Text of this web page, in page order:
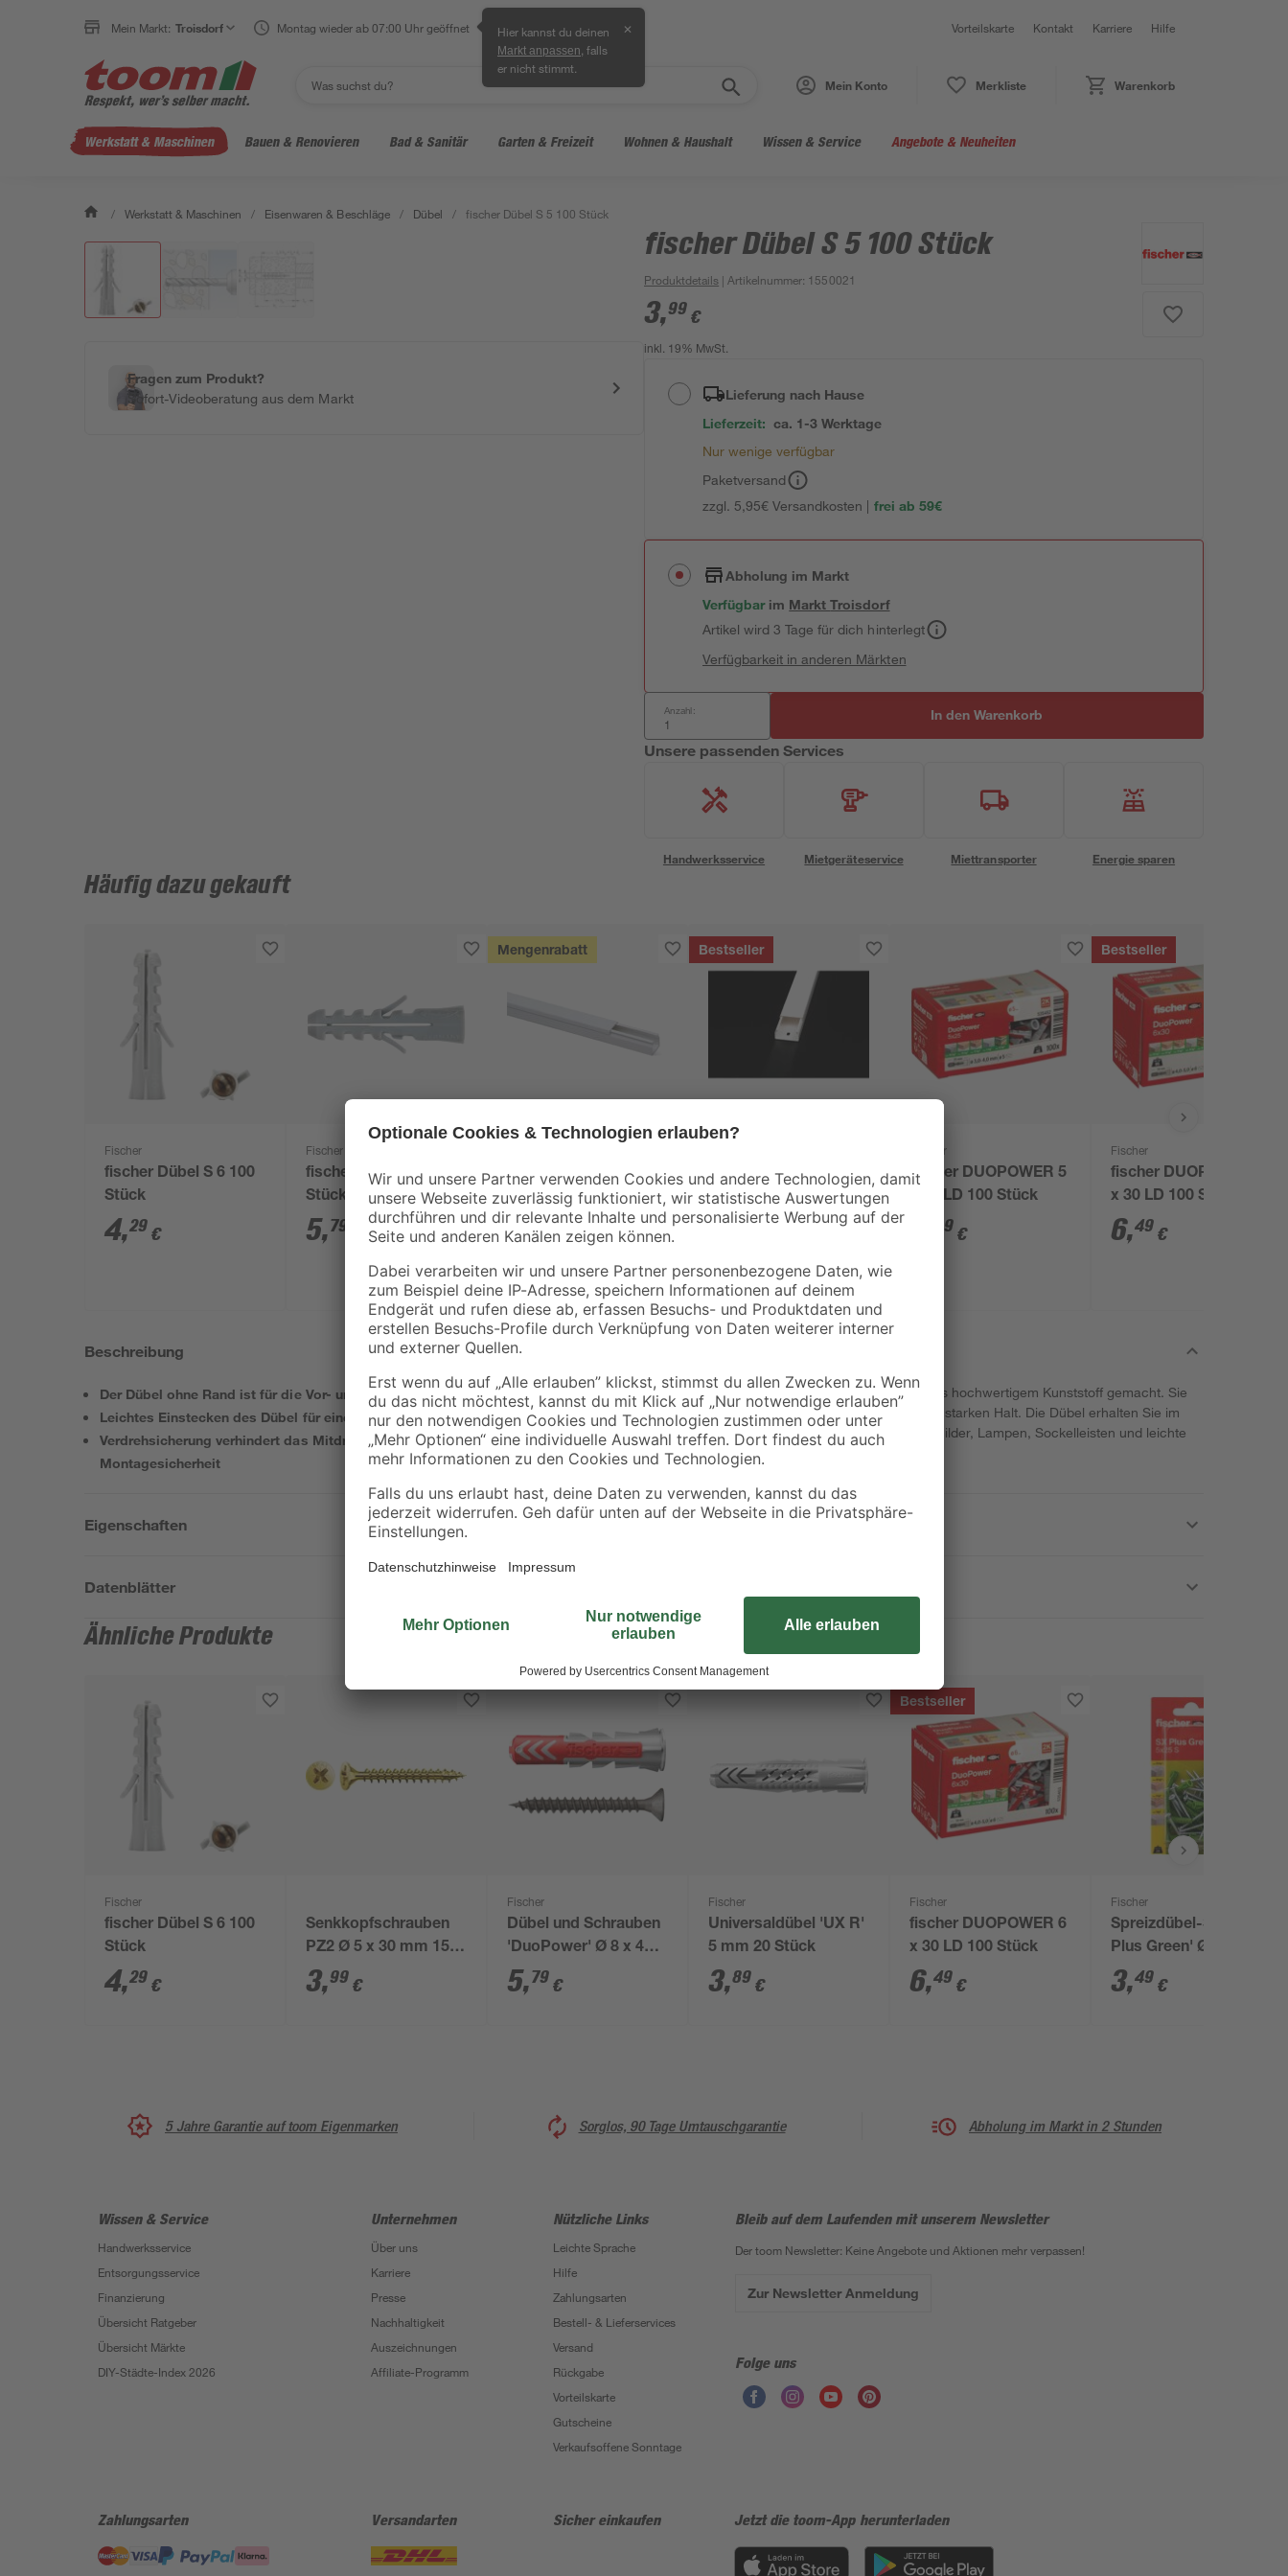
Mein Markt: Troisdorf Montag wieder ab 07:00 Uhr geöffnet Hier kannst du deinen
Markt anpassen , falls
er nicht stimmt.
✕ Vorteilskarte Kontakt Karriere Hilfe
Mein Konto Merkliste Warenkorb
Werkstatt & Maschinen Bauen & Renovieren Bad & Sanitär Garten & Freizeit Wohnen & Haushalt Wissen & Service Angebote & Neuheiten
/ Werkstatt & Maschinen / Eisenwaren & Beschläge / Dübel / fischer Dübel S 5 100 Stück
Fragen zum Produkt?
Sofort-Videoberatung aus dem Markt
fischer Dübel S 5 100 Stück
Produktdetails | Artikelnummer: 1550021
3,99 €
inkl. 19% MwSt.
Lieferung nach Hause
Lieferzeit: ca. 1-3 Werktage
Nur wenige verfügbar
Paketversand
zzgl. 5,95€ Versandkosten | frei ab 59€
Abholung im Markt
Verfügbar im MarktTroisdorf
Artikel wird 3 Tage für dich hinterlegt
Verfügbarkeit in anderen Märkten
Anzahl: In den Warenkorb
Unsere passenden Services
Handwerksservice Mietgeräteservice Miettransporter Energie sparen
Häufig dazu gekauft
Fischer
fischer Dübel S 6 100
Stück
4,29 €
Fischer
fischer Dübel S 8 100
Stück
5,79
Mengenrabatt
Kabelkanal weiß 2000
x 15 x 15 mm
1,69€
0,85 € / Meter
Bestseller
Kabelkanal weiß 2000
x 30 x 15 mm
2,59
1,30 € / Meter
Fischer
fischer DUOPOWER 5
x 25 LD 100 Stück
99 €
Bestseller
Fischer
fischer DUOPOWER 6
x 30 LD 100 Stück
6,49 €
Beschreibung
Der Dübel ohne Rand ist für die Vor- und Durchsteckmontage geeignet
Leichtes Einstecken des Dübel für eine schnelle Montage
Verdrehsicherung verhindert das Mitdrehen im Bohrloch Dies gewährleistet hohe
Montagesicherheit
Die Spreizdübel aus dem Hause Fischer sind aus hochwertigem Kunststoff gemacht. Sie
versprechen eine lange Lebensdauer und einen starken Halt. Die Dübel erhalten Sie im
praktischen 100er-Pack. Sie eignen sich dazu, Bilder, Lampen, Sockelleisten und leichte
Wandregale zu befestigen.
Eigenschaften
Datenblätter
Ähnliche Produkte
Fischer
fischer Dübel S 6 100
Stück
4,29 €
Senkkopfschrauben
PZ2 Ø 5 x 30 mm 15
Stück
3,99 €
Fischer
Dübel und Schrauben
'DuoPower' Ø 8 x 40
mm 10 Stück schwarz
5,79 €
Fischer
Universaldübel 'UX R'
5 mm 20 Stück
3,89 €
Bestseller
Fischer
fischer DUOPOWER 6
x 30 LD 100 Stück
6,49 €
Fischer
Spreizdübel-Set 'SX
Plus Green' Ø 5 x 25
mm, 40-teilig
3,49 €
5 Jahre Garantie auf toom Eigenmarken Sorglos, 90 Tage Umtauschgarantie Abholung im Markt in 2 Stunden
Wissen & Service
Handwerksservice
Entsorgungsservice
Finanzierung
Übersicht Ratgeber
Übersicht Märkte
DIY-Städte-Index 2026
Unternehmen
Über uns
Karriere
Presse
Nachhaltigkeit
Auszeichnungen
Affiliate-Programm
Nützliche Links
Leichte Sprache
Hilfe
Zahlungsarten
Bestell- & Lieferservices
Versand
Rückgabe
Vorteilskarte
Gutscheine
Verkaufsoffene Sonntage
Bleib auf dem Laufenden mit unserem Newsletter
Der toom Newsletter: Keine Angebote und Aktionen mehr verpassen!
Zur Newsletter Anmeldung
Folge uns
Zahlungsarten Versandarten Sicher einkaufen Jetzt die toom-App herunterladen